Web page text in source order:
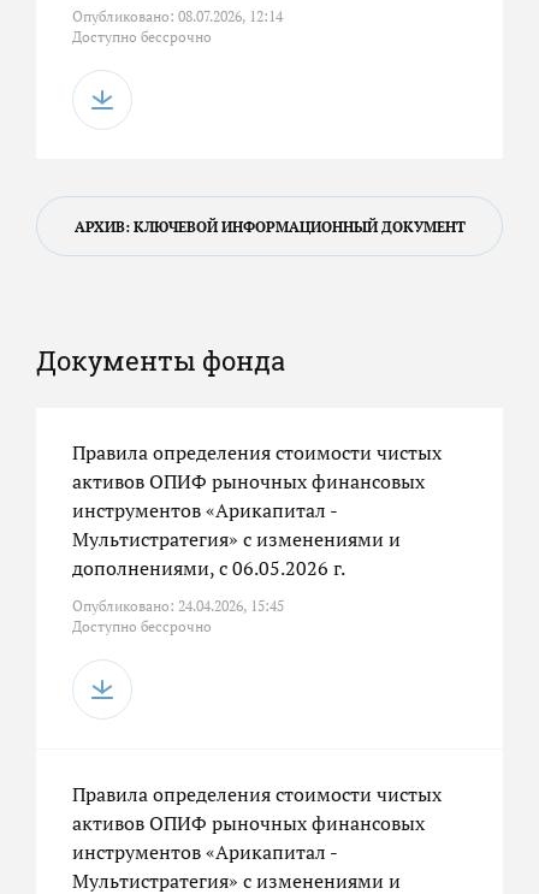
Опубликовано: 08.07.2026, 12:14
Доступно бессрочно
АРХИВ: КЛЮЧЕВОЙ ИНФОРМАЦИОННЫЙ ДОКУМЕНТ
Документы фонда
Правила определения стоимости чистых
активов ОПИФ рыночных финансовых
инструментов «Арикапитал -
Мультистратегия» с изменениями и
дополнениями, с 06.05.2026 г.
Опубликовано: 24.04.2026, 15:45
Доступно бессрочно
Правила определения стоимости чистых
активов ОПИФ рыночных финансовых
инструментов «Арикапитал -
Мультистратегия» с изменениями и